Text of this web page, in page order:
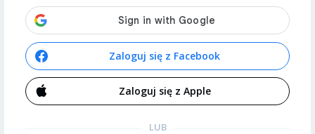
Zaloguj się z Facebook
Zaloguj się z Apple
LUB